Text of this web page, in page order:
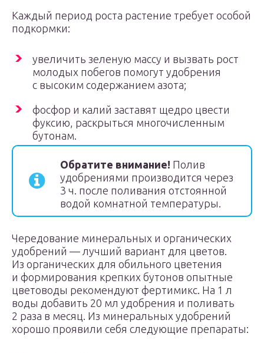
Каждый период роста растение требует особой
подкормки:
увеличить зеленую массу и вызвать рост
молодых побегов помогут удобрения
с высоким содержанием азота;
фосфор и калий заставят щедро цвести
фуксию, раскрыться многочисленным
бутонам.
Обратите внимание! Полив
удобрениями производится через
3 ч. после поливания отстоянной
водой комнатной температуры.
Чередование минеральных и органических
удобрений — лучший вариант для цветов.
Из органических для обильного цветения
и формирования крепких бутонов опытные
цветоводы рекомендуют фертимикс. На 1 л
воды добавить 20 мл удобрения и поливать
2 раза в месяц. Из минеральных удобрений
хорошо проявили себя следующие препараты: